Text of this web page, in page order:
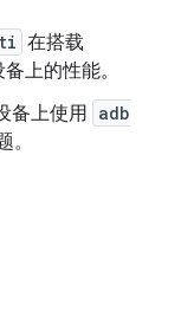
在搭载
上的性能。
备上使用 adb
。